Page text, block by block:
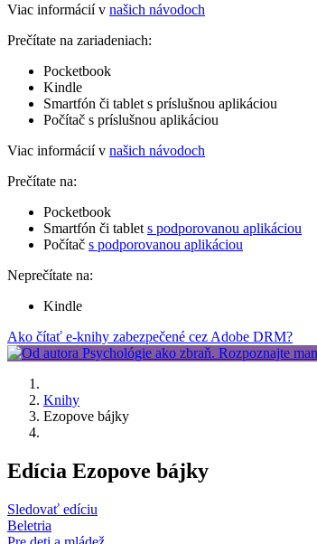
Viac informácií v našich návodoch
Prečítate na zariadeniach:
Pocketbook
Kindle
Smartfón či tablet s príslušnou aplikáciou
Počítač s príslušnou aplikáciou
Viac informácií v našich návodoch
Prečítate na:
Pocketbook
Smartfón či tablet s podporovanou aplikáciou
Počítač s podporovanou aplikáciou
Neprečítate na:
Kindle
Ako čítať e-knihy zabezpečené cez Adobe DRM?
Knihy
Ezopove bájky
Edícia Ezopove bájky
Sledovať edíciu
Beletria